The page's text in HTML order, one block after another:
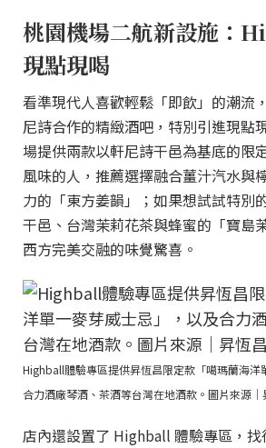
桃園機場二航新設施：
現點現喝
看準現代人喜歡輕鬆「即飲」的潮流
尼詩合作的精緻酒吧，特別引進現點
場提供兩款以軒尼詩干邑為基底的限
風味的人，推薦選擇融合薑汁汽水與
力的「東方姜韻」；如果想試試特別
干邑、台灣茉莉花茶與蜂蜜的「寶島
西方完美交融的味覺驚喜。
Highball體驗專區提供昇恆昌限定款「噶瑪蘭海洋
合力酒廠琴酒、茶酒等台灣在地酒款。圖片來源｜
店內還設置了 Highball 體驗專區，